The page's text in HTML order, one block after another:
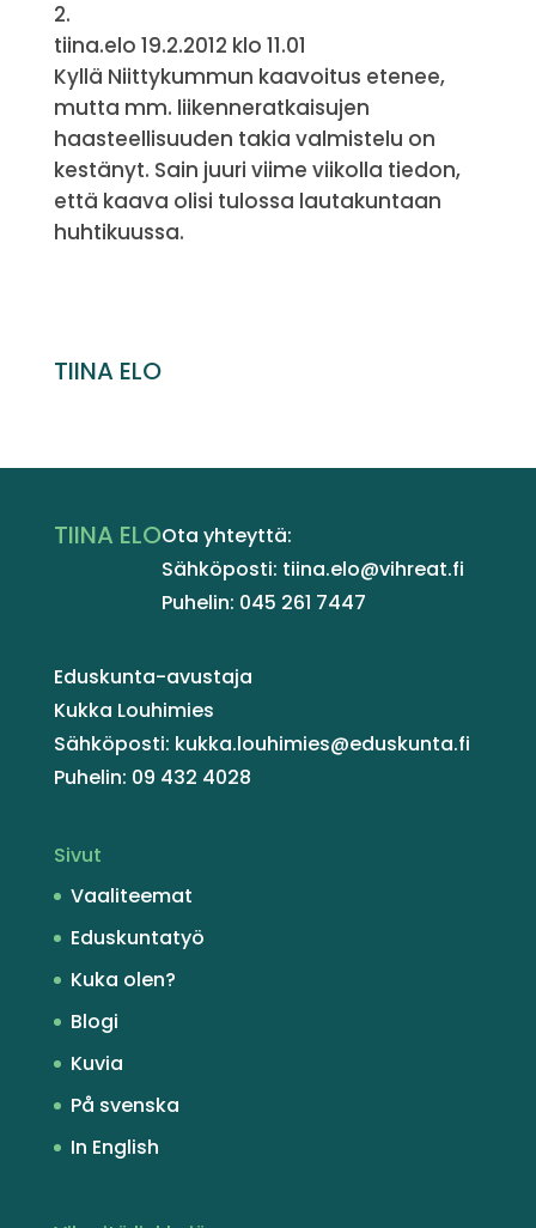
tiina.elo 19.2.2012 klo 11.01
Kyllä Niittykummun kaavoitus etenee,
mutta mm. liikenneratkaisujen
haasteellisuuden takia valmistelu on
kestänyt. Sain juuri viime viikolla tiedon,
että kaava olisi tulossa lautakuntaan
huhtikuussa.
TIINA ELO
TIINA ELOOta yhteyttä:
Sähköposti: tiina.elo@vihreat.fi
Puhelin: 045 261 7447
Eduskunta-avustaja
Kukka Louhimies
Sähköposti: kukka.louhimies@eduskunta.fi
Puhelin: 09 432 4028
Sivut
Vaaliteemat
Eduskuntatyö
Kuka olen?
Blogi
Kuvia
På svenska
In English